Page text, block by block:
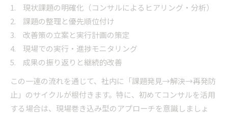
現状課題の明確化（コンサルによるヒアリング・分析）
課題の整理と優先順位付け
改善策の立案と実行計画の策定
現場での実行・進捗モニタリング
成果の振り返りと継続的改善
この一連の流れを通じて、社内に「課題発見→解決→再発防
止」のサイクルが根付きます。特に、初めてコンサルを活用
する場合は、現場巻き込み型のアプローチを意識しましょ